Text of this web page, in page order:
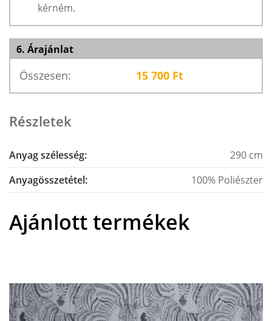
kérném.
6. Árajánlat
Összesen: 15 700 Ft
Részletek
Anyag szélesség:
290 cm
Anyagösszetétel:
100% Poliészter
Ajánlott termékek